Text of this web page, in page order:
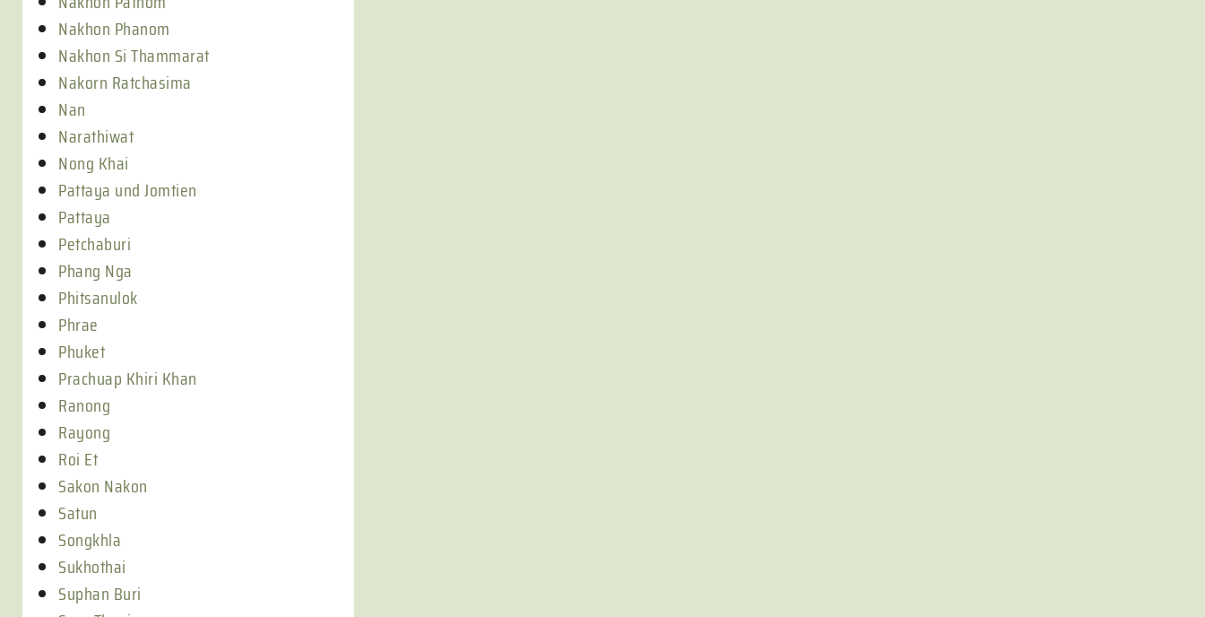
Nakhon Phanom
Nakhon Si Thammarat
Nakorn Ratchasima
Nan
Narathiwat
Nong Khai
Pattaya und Jomtien
Pattaya
Petchaburi
Phang Nga
Phitsanulok
Phrae
Phuket
Prachuap Khiri Khan
Ranong
Rayong
Roi Et
Sakon Nakon
Satun
Songkhla
Sukhothai
Suphan Buri